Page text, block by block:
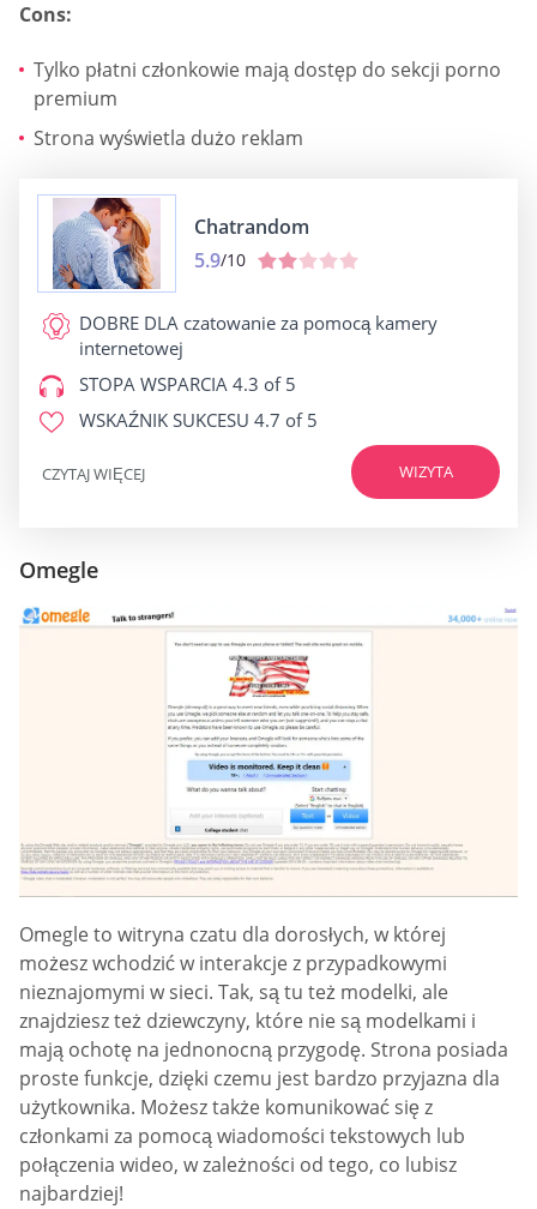
Cons:
Tylko płatni członkowie mają dostęp do sekcji porno
premium
Strona wyświetla dużo reklam
Chatrandom
5.9/10
DOBRE DLA czatowanie za pomocą kamery
internetowej
STOPA WSPARCIA 4.3 of 5
WSKAŹNIK SUKCESU 4.7 of 5
WIZYTA
CZYTAJ WIĘCEJ
Omegle
Omegle to witryna czatu dla dorosłych, w której
możesz wchodzić w interakcje z przypadkowymi
nieznajomymi w sieci. Tak, są tu też modelki, ale
znajdziesz też dziewczyny, które nie są modelkami i
mają ochotę na jednonocną przygodę. Strona posiada
proste funkcje, dzięki czemu jest bardzo przyjazna dla
użytkownika. Możesz także komunikować się z
członkami za pomocą wiadomości tekstowych lub
połączenia wideo, w zależności od tego, co lubisz
najbardziej!